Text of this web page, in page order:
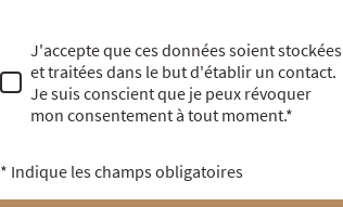
J'accepte que ces données soient stockées
et traitées dans le but d'établir un contact.
Je suis conscient que je peux révoquer
mon consentement à tout moment.*
* Indique les champs obligatoires